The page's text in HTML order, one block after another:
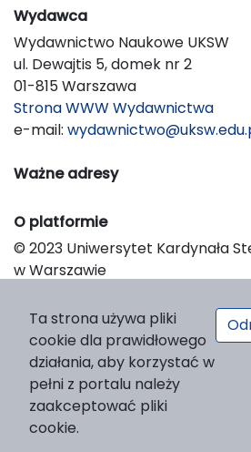
Wydawca
Wydawnictwo Naukowe UKSW
ul. Dewajtis 5, domek nr 2
01-815 Warszawa
Strona WWW Wydawnictwa
e-mail:
Ważne adresy
O platformie
© 2023 Uniwersytet Kardynała
w Warszawie
Platform & Workflow by OJS/PKP
Ta strona używa pliki
cookie dla prawidłowego
działania, aby korzystać w
pełni z portalu należy
zaakceptować pliki
cookie.